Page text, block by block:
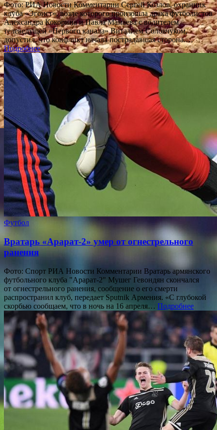
Фото: РИА Новости Комментарии Сергей Козлов, охранник
клуба «Эгоист», возле которого произошла драка футболистов
Александра Кокорина и Павла Мамаева с водителем
телеведущей «Первого канала» Виталием Соловчуком,
допустил, что конфликт начала пострадавшая сторона.…
Подробнее
Футбол
Вратарь «Арарат-2» умер от огнестрельного
ранения
Фото: Спорт РИА Новости Комментарии Вратарь армянского
футбольного клуба "Арарат-2" Мушег Гевондян скончался
от огнестрельного ранения, сообщение о его смерти
распространил клуб, передает Sputnik Армения. «С глубокой
скорбью сообщаем, что в ночь на 16 апреля… Подробнее